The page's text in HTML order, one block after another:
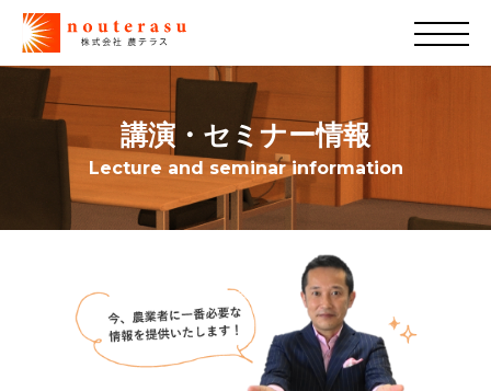
講演・セミナー情報
Lecture and seminar information